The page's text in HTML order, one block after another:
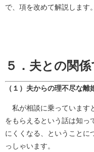
で、項を改めて解説します。
５．夫との関
（１）夫からの理不尽な離
私が相談に乗っています
をもらえるという話は知っ
にくくなる、ということに
っしゃいます。